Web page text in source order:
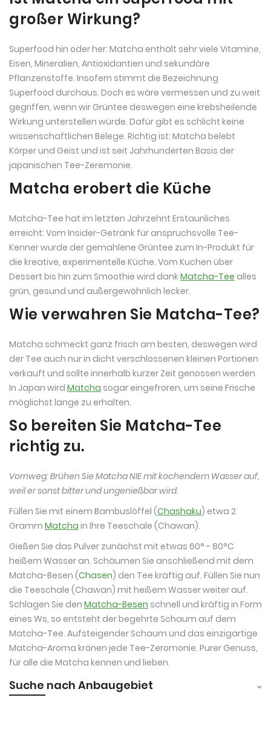
großer Wirkung?
Superfood hin oder her: Matcha enthält sehr viele Vitamine,
Eisen, Mineralien, Antioxidantien und sekundäre
Pflanzenstoffe. Insofern stimmt die Bezeichnung
Superfood durchaus. Doch es wäre vermessen und zu weit
gegriffen, wenn wir Grüntee deswegen eine krebsheilende
Wirkung unterstellen würde. Dafür gibt es schlicht keine
wissenschaftlichen Belege. Richtig ist: Matcha belebt
Körper und Geist und ist seit Jahrhunderten Basis der
japanischen Tee-Zeremonie.
Matcha erobert die Küche
Matcha-Tee hat im letzten Jahrzehnt Erstaunliches
erreicht: Vom Insider-Getränk für anspruchsvolle Tee-
Kenner wurde der gemahlene Grüntee zum In-Produkt für
die kreative, experimentelle Küche. Vom Kuchen über
Dessert bis hin zum Smoothie wird dank Matcha-Tee alles
grün, gesund und außergewöhnlich lecker.
Wie verwahren Sie Matcha-Tee?
Matcha schmeckt ganz frisch am besten, deswegen wird
der Tee auch nur in dicht verschlossenen kleinen Portionen
verkauft und sollte innerhalb kurzer Zeit genossen werden.
In Japan wird Matcha sogar eingefroren, um seine Frische
möglichst lange zu erhalten.
So bereiten Sie Matcha-Tee
richtig zu.
Vornweg: Brühen Sie Matcha NIE mit kochendem Wasser auf,
weil er sonst bitter und ungenießbar wird.
Füllen Sie mit einem Bambuslöffel (Chashaku) etwa 2
Gramm Matcha in Ihre Teeschale (Chawan).
Gießen Sie das Pulver zunächst mit etwas 60° - 80°C
heißem Wasser an. Schäumen Sie anschließend mit dem
Matcha-Besen (Chasen) den Tee kräftig auf. Füllen Sie nun
die Teeschale (Chawan) mit heißem Wasser weiter auf.
Schlagen Sie den Matcha-Besen schnell und kräftig in Form
eines Ws, so entsteht der begehrte Schaum auf dem
Matcha-Tee. Aufsteigender Schaum und das einzigartige
Matcha-Aroma krönen jede Tee-Zeromonie. Purer Genuss,
für alle die Matcha kennen und lieben.
Suche nach Anbaugebiet